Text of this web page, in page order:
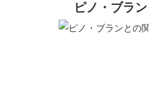
ピノ・ブラ